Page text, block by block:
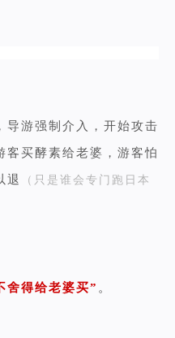
导游强制介入，开始攻击
客买酵素给老婆，游客怕
退 （只是谁会专门跑日本
舍得给老婆买” 。